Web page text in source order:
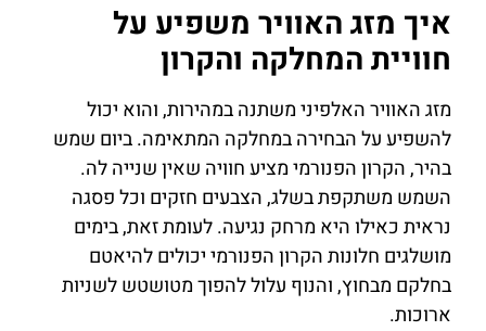
איך מזג האוויר משפיע על
חוויית המחלקה והקרון
מזג האוויר האלפיני משתנה במהירות, והוא יכול
להשפיע על הבחירה במחלקה המתאימה. ביום שמש
בהיר, הקרון הפנורמי מציע חוויה שאין שנייה לה.
השמש משתקפת בשלג, הצבעים חזקים וכל פסגה
נראית כאילו היא מרחק נגיעה. לעומת זאת, בימים
מושלגים חלונות הקרון הפנורמי יכולים להיאטם
בחלקם מבחוץ, והנוף עלול להפוך מטושטש לשניות
ארוכות.